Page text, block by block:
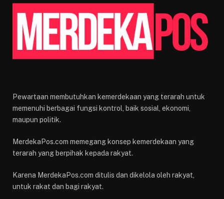
Pewartaan membutuhkan kemerdekaan yang terarah untuk
memenuhi berbagai fungsi kontrol, baik sosial, ekonomi,
maupun politik.
MerdekaPos.com memegang konsep kemerdekaan yang
terarah yang berpihak kepada rakyat.
Karena MerdekaPos.com ditulis dan dikelola oleh rakyat,
untuk rakat dan bagi rakyat.